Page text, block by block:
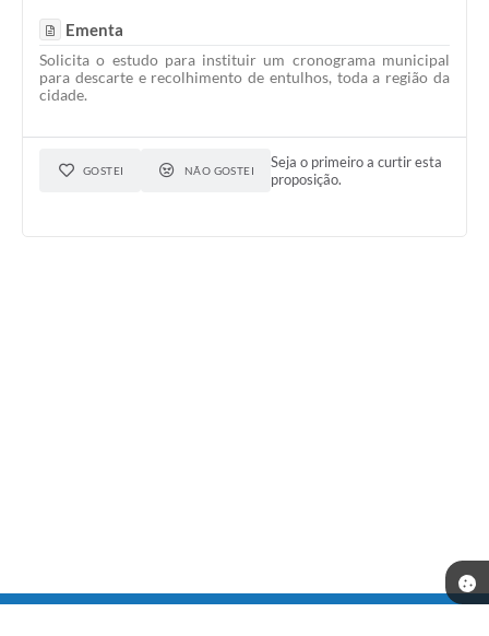
Ementa
Solicita o estudo para instituir um cronograma municipal
para descarte e recolhimento de entulhos, toda a região da
cidade.
GOSTEI NÃO GOSTEI
Seja o primeiro a curtir esta
proposição.